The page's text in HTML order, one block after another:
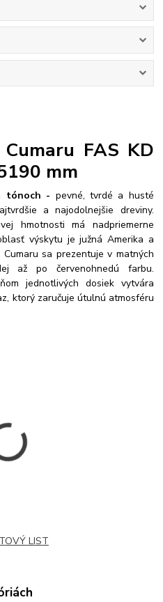
FAS KD
mm
tónoch - pevné, tvrdé a husté
a najodolnejšie dreviny.
hmotnosti má nadpriemerne
výskytu je južná Amerika a
sa prezentuje v matných
až po červenohnedú farbu.
jednotlivých dosiek vytvára
ktorý zaručuje útulnú atmosféru
LIST